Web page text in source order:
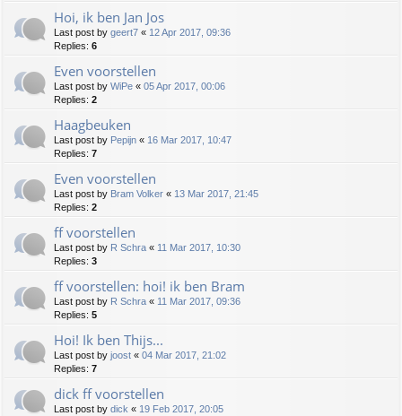
Hoi, ik ben Jan Jos
Last post by geert7 « 12 Apr 2017, 09:36
Replies: 6
Even voorstellen
Last post by WiPe « 05 Apr 2017, 00:06
Replies: 2
Haagbeuken
Last post by Pepijn « 16 Mar 2017, 10:47
Replies: 7
Even voorstellen
Last post by Bram Volker « 13 Mar 2017, 21:45
Replies: 2
ff voorstellen
Last post by R Schra « 11 Mar 2017, 10:30
Replies: 3
ff voorstellen: hoi! ik ben Bram
Last post by R Schra « 11 Mar 2017, 09:36
Replies: 5
Hoi! Ik ben Thijs...
Last post by joost « 04 Mar 2017, 21:02
Replies: 7
dick ff voorstellen
Last post by dick « 19 Feb 2017, 20:05